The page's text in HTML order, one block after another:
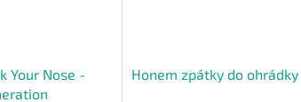
Your Nose -
Honem zpátky do ohrádky